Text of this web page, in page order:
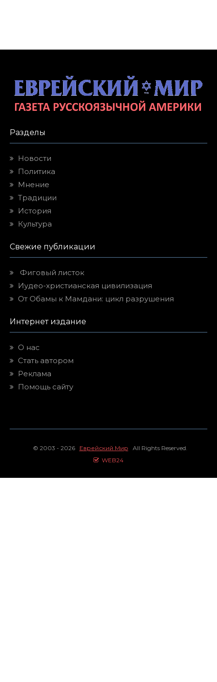
Разделы
Новости
Политика
Мнение
Традиции
История
Культура
Свежие публикации
Фиговый листок
Иудео-христианская цивилизация
От Обамы к Мамдани: цикл разрушения
Интернет издание
О нас
Стать автором
Реклама
Помощь сайту
© 2003 - 2026 Еврейский Мир All Rights Reserved.
WEB24